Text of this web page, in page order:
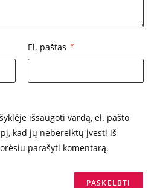
El. paštas *
išsaugoti vardą, el. pašto
kad jų nebereiktų įvesti iš
parašyti komentarą.